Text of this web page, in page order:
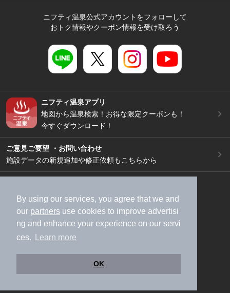
By using our services, you agree that we and
our partners use cookies to improve advertisi
ng and enhance your experience on our servi
ces.
Learn more
OK
ニフティ温泉公式アカウントをフォローして
おトク情報やクーポン情報を受け取ろう
ニフティ温泉アプリ
地図から温泉検索！お得な限定クーポンも！
今すぐダウンロード！
ご意見ご要望 ・お問い合わせ
施設データの新規追加や修正依頼もこちらから
加盟店募集（資料請求）
広告出稿のご案内
利用規約
ライフスタイルMEMBERS+規約
特定商取引法に基づく表記
ヘルプ
採用情報
運営会社